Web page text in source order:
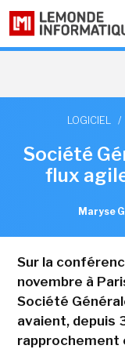
LOGICIEL /
Société
flux
Maryse
Sur la
novembre à
Société
avaient, depuis
rapprochement